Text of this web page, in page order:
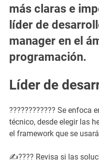
más claras e
líder de
manager en el
programación.
Líder de
????????‍???? Se enfoca
técnico, desde elegir las
el framework que se
✍???? Revisa si las